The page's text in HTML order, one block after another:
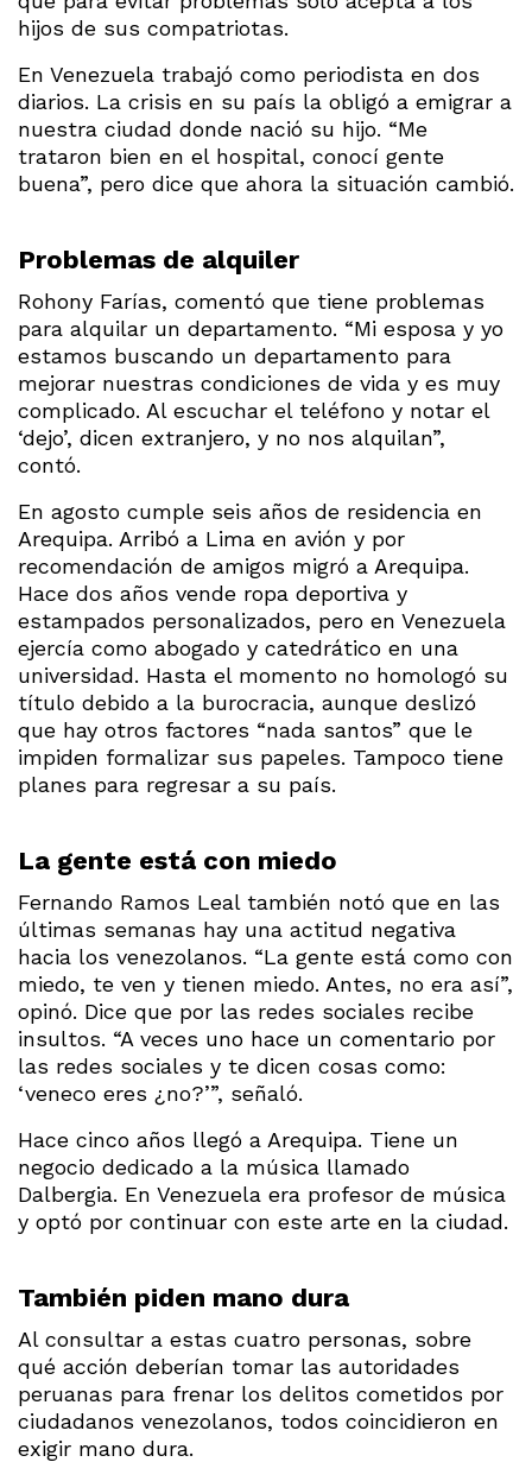
hijos de sus compatriotas.
En Venezuela trabajó como periodista en dos
diarios. La crisis en su país la obligó a emigrar a
nuestra ciudad donde nació su hijo. “Me
trataron bien en el hospital, conocí gente
buena”, pero dice que ahora la situación cambió.
Problemas de alquiler
Rohony Farías, comentó que tiene problemas
para alquilar un departamento. “Mi esposa y yo
estamos buscando un departamento para
mejorar nuestras condiciones de vida y es muy
complicado. Al escuchar el teléfono y notar el
‘dejo’, dicen extranjero, y no nos alquilan”,
contó.
En agosto cumple seis años de residencia en
Arequipa. Arribó a Lima en avión y por
recomendación de amigos migró a Arequipa.
Hace dos años vende ropa deportiva y
estampados personalizados, pero en Venezuela
ejercía como abogado y catedrático en una
universidad. Hasta el momento no homologó su
título debido a la burocracia, aunque deslizó
que hay otros factores “nada santos” que le
impiden formalizar sus papeles. Tampoco tiene
planes para regresar a su país.
La gente está con miedo
Fernando Ramos Leal también notó que en las
últimas semanas hay una actitud negativa
hacia los venezolanos. “La gente está como con
miedo, te ven y tienen miedo. Antes, no era así”,
opinó. Dice que por las redes sociales recibe
insultos. “A veces uno hace un comentario por
las redes sociales y te dicen cosas como:
‘veneco eres ¿no?’”, señaló.
Hace cinco años llegó a Arequipa. Tiene un
negocio dedicado a la música llamado
Dalbergia. En Venezuela era profesor de música
y optó por continuar con este arte en la ciudad.
También piden mano dura
Al consultar a estas cuatro personas, sobre
qué acción deberían tomar las autoridades
peruanas para frenar los delitos cometidos por
ciudadanos venezolanos, todos coincidieron en
exigir mano dura.